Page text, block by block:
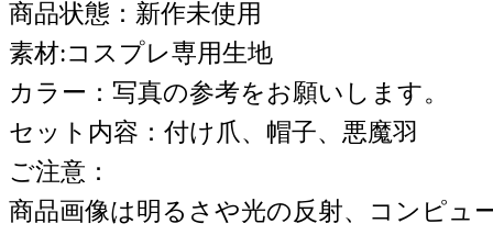
商品状態：新作未使用
素材:コスプレ専用生地
カラー：写真の参考をお願いします。
セット内容：付け爪、帽子、悪魔羽
ご注意：
商品画像は明るさや光の反射、コンピュ